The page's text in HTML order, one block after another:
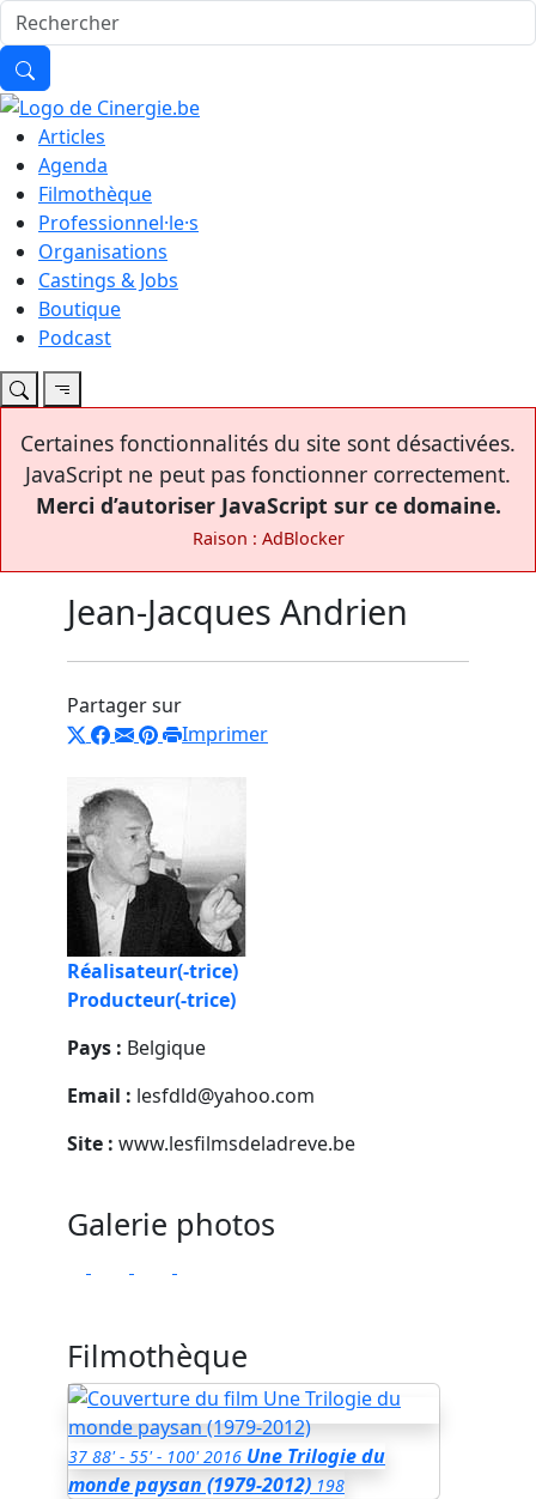
Articles
Agenda
Filmothèque
Professionnel·le·s
Organisations
Castings & Jobs
Boutique
Podcast
Certaines fonctionnalités du site sont désactivées.
JavaScript ne peut pas fonctionner correctement.
Merci d’autoriser JavaScript sur ce domaine.
Raison : AdBlocker
Jean-Jacques Andrien
Partager sur
Imprimer
Réalisateur(-trice)
Producteur(-trice)
Pays : Belgique
Email : lesfdld@yahoo.com
Site : www.lesfilmsdeladreve.be
Galerie photos
Filmothèque
37 88' - 55' - 100' 2016 Une Trilogie du
monde paysan (1979-2012) 198